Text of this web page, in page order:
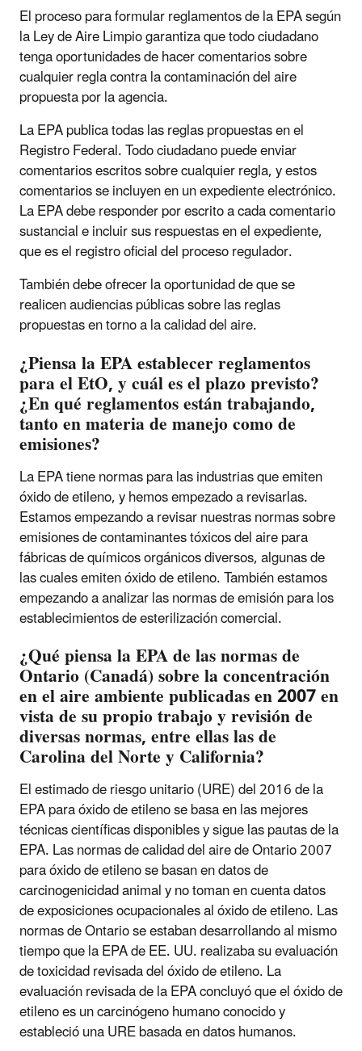
El proceso para formular reglamentos de la EPA según
la Ley de Aire Limpio garantiza que todo ciudadano
tenga oportunidades de hacer comentarios sobre
cualquier regla contra la contaminación del aire
propuesta por la agencia.
La EPA publica todas las reglas propuestas en el
Registro Federal. Todo ciudadano puede enviar
comentarios escritos sobre cualquier regla, y estos
comentarios se incluyen en un expediente electrónico.
La EPA debe responder por escrito a cada comentario
sustancial e incluir sus respuestas en el expediente,
que es el registro oficial del proceso regulador.
También debe ofrecer la oportunidad de que se
realicen audiencias públicas sobre las reglas
propuestas en torno a la calidad del aire.
¿Piensa la EPA establecer reglamentos
para el EtO, y cuál es el plazo previsto?
¿En qué reglamentos están trabajando,
tanto en materia de manejo como de
emisiones?
La EPA tiene normas para las industrias que emiten
óxido de etileno, y hemos empezado a revisarlas.
Estamos empezando a revisar nuestras normas sobre
emisiones de contaminantes tóxicos del aire para
fábricas de químicos orgánicos diversos, algunas de
las cuales emiten óxido de etileno. También estamos
empezando a analizar las normas de emisión para los
establecimientos de esterilización comercial.
¿Qué piensa la EPA de las normas de
Ontario (Canadá) sobre la concentración
en el aire ambiente publicadas en 2007 en
vista de su propio trabajo y revisión de
diversas normas, entre ellas las de
Carolina del Norte y California?
El estimado de riesgo unitario (URE) del 2016 de la
EPA para óxido de etileno se basa en las mejores
técnicas científicas disponibles y sigue las pautas de la
EPA. Las normas de calidad del aire de Ontario 2007
para óxido de etileno se basan en datos de
carcinogenicidad animal y no toman en cuenta datos
de exposiciones ocupacionales al óxido de etileno. Las
normas de Ontario se estaban desarrollando al mismo
tiempo que la EPA de EE. UU. realizaba su evaluación
de toxicidad revisada del óxido de etileno. La
evaluación revisada de la EPA concluyó que el óxido de
etileno es un carcinógeno humano conocido y
estableció una URE basada en datos humanos.